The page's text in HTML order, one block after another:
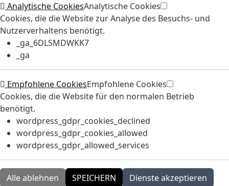
Analytische CookiesAnalytische Cookies
Cookies, die die Website zur Analyse des Besuchs- und
Nutzerverhaltens benötigt.
_ga_6DLSMDWKK7
_ga
Empfohlene CookiesEmpfohlene Cookies
Cookies, die die Website für den normalen Betrieb
benötigt.
wordpress_gdpr_cookies_declined
wordpress_gdpr_cookies_allowed
wordpress_gdpr_allowed_services
Alle ablehnen SPEICHERN Dienste akzeptieren